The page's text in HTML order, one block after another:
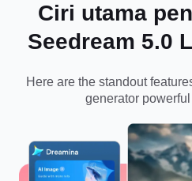
Ciri utama
Seedream 5.0
Here are the standout
generatorpowerful